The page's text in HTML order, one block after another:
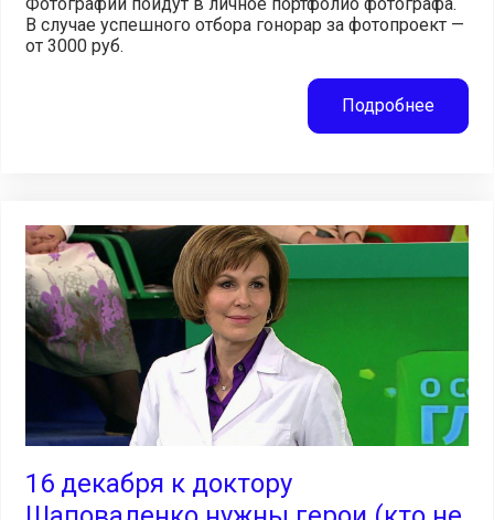
В случае успешного отбора гонорар за фотопроект —
от 3000 руб.
Подробнее
16 декабря к доктору